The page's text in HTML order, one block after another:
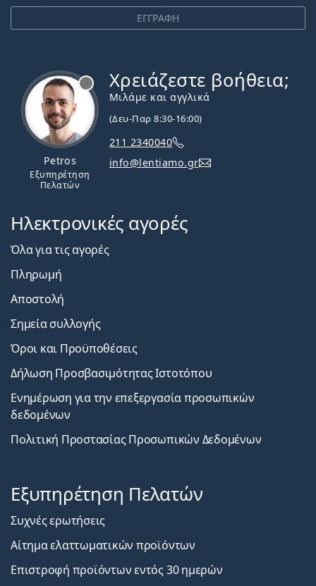
ΕΓΓΡΑΦΗ
Petros
Εξυπηρέτηση
Πελατών
Χρειάζεστε βοήθεια;
Μιλάμε και αγγλικά
(Δευ-Παρ 8:30-16:00)
211 2340040
info@lentiamo.gr
Ηλεκτρονικές αγορές
Όλα για τις αγορές
Πληρωμή
Αποστολή
Σημεία συλλογής
Όροι και Προϋποθέσεις
Δήλωση Προσβασιμότητας Ιστοτόπου
Ενημέρωση για την επεξεργασία προσωπικών
δεδομένων
Πολιτική Προστασίας Προσωπικών Δεδομένων
Εξυπηρέτηση Πελατών
Συχνές ερωτήσεις
Αίτημα ελαττωματικών προϊόντων
Επιστροφή προϊόντων εντός 30 ημερών